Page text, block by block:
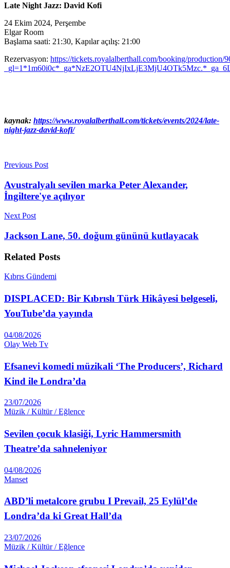
Late Night Jazz: David Kofi
24 Ekim 2024, Perşembe
Elgar Room
Başlama saati: 21:30, Kapılar açılış: 21:00
Rezervasyon: https://tickets.royalalberthall.com/booking/production/
kaynak: https://www.royalalberthall.com/tickets/events/2024/late-
night-jazz-david-kofi/
Previous Post
Avustralyalı sevilen marka Peter Alexander,
İngiltere'ye açılıyor
Next Post
Jackson Lane, 50. doğum gününü kutlayacak
Related Posts
Kıbrıs Gündemi
DISPLACED: Bir Kıbrıslı Türk Hikâyesi belgeseli,
YouTube’da yayında
04/08/2026
Olay Web Tv
Efsanevi komedi müzikali ‘The Producers’, Richard
Kind ile Londra’da
23/07/2026
Müzik / Kültür / Eğlence
Sevilen çocuk klasiği, Lyric Hammersmith
Theatre’da sahneleniyor
04/08/2026
Manset
ABD’li metalcore grubu I Prevail, 25 Eylül’de
Londra’da ki Great Hall’da
23/07/2026
Müzik / Kültür / Eğlence